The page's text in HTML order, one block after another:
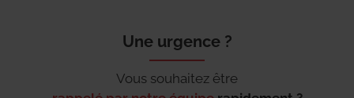
Une urgence ?
Vous souhaitez être